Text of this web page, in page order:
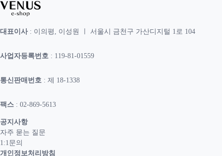
대표이사: 이의평, 이성원 ㅣ 서울시 금천구 가산디지털 1로 104
사업자등록번호 : 119-81-01559
통신판매번호 : 제 18-1338
팩스 : 02-869-5613
공지사항
자주 묻는 질문
1:1문의
개인정보처리방침